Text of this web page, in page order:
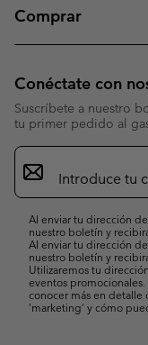
Comprar
Conéctate con
Suscríbete a nuestro
tu primer pedido al
Suscripción
de
correo
Al enviar tu dirección
nuestro boletín y
Al enviar tu dirección
nuestro boletín y
Utilizaremos tu
eventos
conocer más en detalle
’marketing’ y cómo